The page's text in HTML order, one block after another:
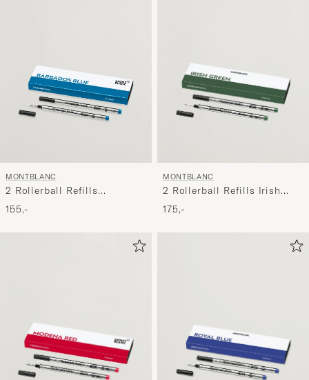
MONTBLANC
2 Rollerball Refills
Barbados Blue
155,-
MONTBLANC
2 Rollerball Refills Irish
Green
175,-